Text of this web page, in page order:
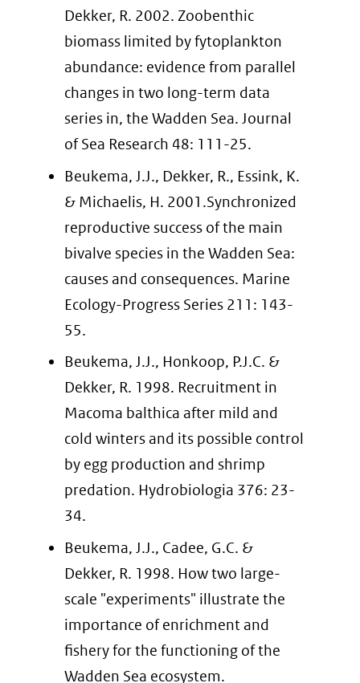
Dekker, R. 2002. Zoobenthic
biomass limited by fytoplankton
abundance: evidence from parallel
changes in two long-term data
series in, the Wadden Sea. Journal
of Sea Research 48: 111-25.
Beukema, J.J., Dekker, R., Essink, K.
& Michaelis, H. 2001.Synchronized
reproductive success of the main
bivalve species in the Wadden Sea:
causes and consequences. Marine
Ecology-Progress Series 211: 143-
55.
Beukema, J.J., Honkoop, P.J.C. &
Dekker, R. 1998. Recruitment in
Macoma balthica after mild and
cold winters and its possible control
by egg production and shrimp
predation. Hydrobiologia 376: 23-
34.
Beukema, J.J., Cadee, G.C. &
Dekker, R. 1998. How two large-
scale "experiments" illustrate the
importance of enrichment and
fishery for the functioning of the
Wadden Sea ecosystem.